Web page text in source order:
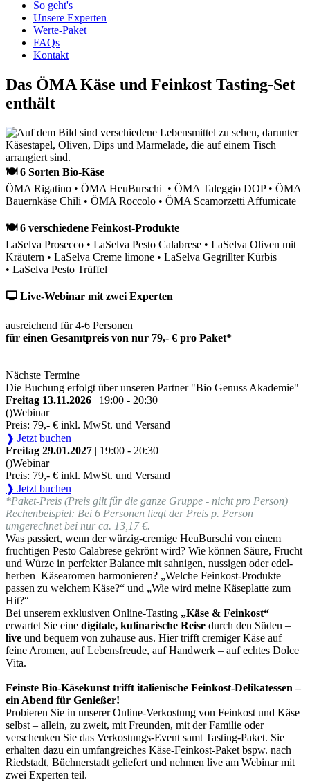
So geht's
Unsere Experten
Werte-Paket
FAQs
Kontakt
Das ÖMA Käse und Feinkost Tasting-Set
enthält
🍽 6 Sorten Bio-Käse
ÖMA Rigatino • ÖMA HeuBurschi • ÖMA Taleggio DOP • ÖMA
Bauernkäse Chili • ÖMA Roccolo • ÖMA Scamorzetti Affumicate
🍽 6 verschiedene Feinkost-Produkte
LaSelva Prosecco • LaSelva Pesto Calabrese • LaSelva Oliven mit
Kräutern • LaSelva Creme limone • LaSelva Gegrillter Kürbis
• LaSelva Pesto Trüffel
🖵 Live-Webinar mit zwei Experten
ausreichend für 4-6 Personen
für einen Gesamtpreis von nur 79,- € pro Paket*
Nächste Termine
Die Buchung erfolgt über unseren Partner "Bio Genuss Akademie"
Freitag 13.11.2026 | 19:00 - 20:30
()Webinar
Preis: 79,- € inkl. MwSt. und Versand
❱ Jetzt buchen
Freitag 29.01.2027 | 19:00 - 20:30
()Webinar
Preis: 79,- € inkl. MwSt. und Versand
❱ Jetzt buchen
*Paket-Preis (Preis gilt für die ganze Gruppe - nicht pro Person)
Rechenbeispiel: Bei 6 Personen liegt der Preis p. Person
umgerechnet bei nur ca. 13,17 €.
Was passiert, wenn der würzig-cremige HeuBurschi von einem
fruchtigen Pesto Calabrese gekrönt wird? Wie können Säure, Frucht
und Würze in perfekter Balance mit sahnigen, nussigen oder edel-
herben Käsearomen harmonieren? „Welche Feinkost-Produkte
passen zu welchem Käse?“ und „Wie wird meine Käseplatte zum
Hit?“
Bei unserem exklusiven Online-Tasting „Käse & Feinkost“
erwartet Sie eine digitale, kulinarische Reise durch den Süden –
live und bequem von zuhause aus. Hier trifft cremiger Käse auf
feine Aromen, auf Lebensfreude, auf Handwerk – auf echtes Dolce
Vita.
Feinste Bio-Käsekunst trifft italienische Feinkost-Delikatessen –
ein Abend für Genießer!
Probieren Sie in unserer Online-Verkostung von Feinkost und Käse
selbst – allein, zu zweit, mit Freunden, mit der Familie oder
verschenken Sie das Verkostungs-Event samt Tasting-Paket. Sie
erhalten dazu ein umfangreiches Käse-Feinkost-Paket bspw. nach
Riedstadt, Büchnerstadt geliefert und nehmen live am Webinar mit
zwei Experten teil.